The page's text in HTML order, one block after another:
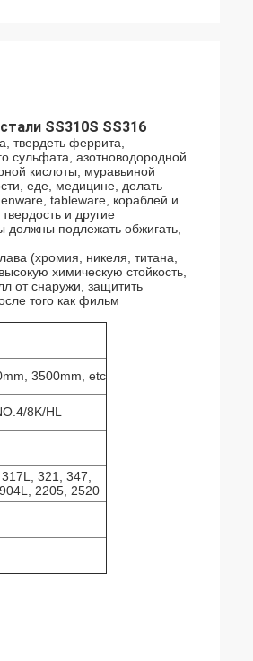
SS310S SS316
твердеть феррита,
сульфата, азотноводородной
кислоты, муравьиной
еде, медицине, делать
tableware, кораблей и
и другие
должны подлежать обжигать,
(хромия, никеля, титана,
химическую стойкость,
от снаружи, защитить
того как фильм
3500mm, etc
8K/HL
321, 347,
2205, 2520